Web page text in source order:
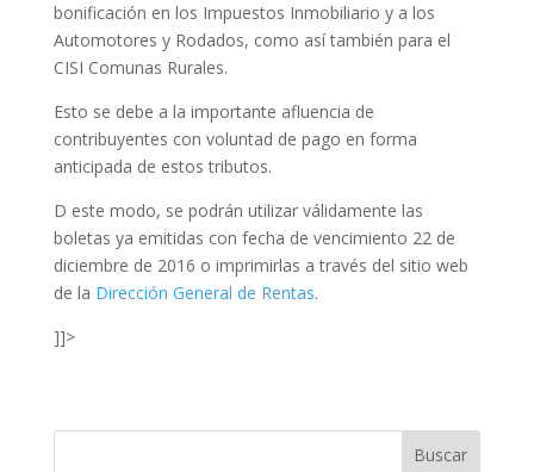
bonificación en los Impuestos Inmobiliario y a los
Automotores y Rodados, como así también para el
CISI Comunas Rurales.
Esto se debe a la importante afluencia de
contribuyentes con voluntad de pago en forma
anticipada de estos tributos.
D este modo, se podrán utilizar válidamente las
boletas ya emitidas con fecha de vencimiento 22 de
diciembre de 2016 o imprimirlas a través del sitio web
de la Dirección General de Rentas.
]]>
Buscar